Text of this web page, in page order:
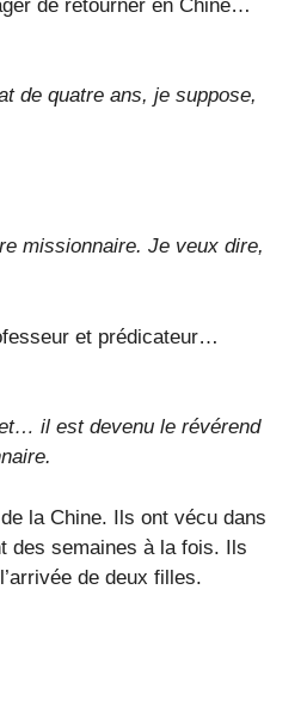
de retourner en Chine…
de quatre ans, je suppose,
missionnaire. Je veux dire,
et prédicateur…
il est devenu le révérend
la Chine. Ils ont vécu dans
des semaines à la fois. Ils
de deux filles.